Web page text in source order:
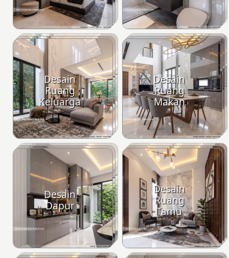
Desain
Ruang
Keluarga
Desain
Ruang
Makan
Desain
Dapur
Desain
Ruang
Tamu